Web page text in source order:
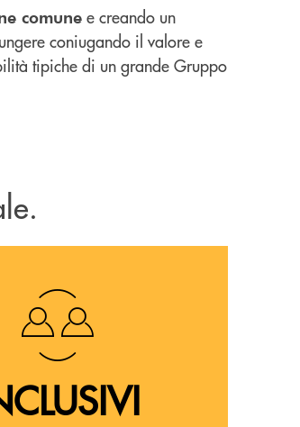
comune e creando un
coniugando il valore e
tipiche di un grande Gruppo